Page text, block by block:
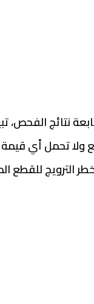
نتائج الفحص،
ولا تحمل أي قيمة
الترويج للقطع